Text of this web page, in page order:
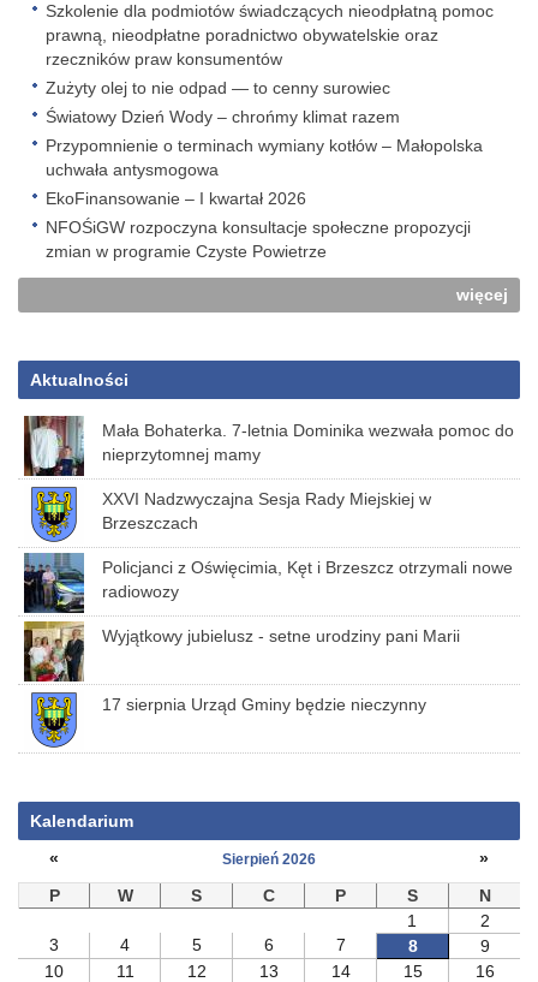
Szkolenie dla podmiotów świadczących nieodpłatną pomoc
prawną, nieodpłatne poradnictwo obywatelskie oraz
rzeczników praw konsumentów
Zużyty olej to nie odpad — to cenny surowiec
Światowy Dzień Wody – chrońmy klimat razem
Przypomnienie o terminach wymiany kotłów – Małopolska
uchwała antysmogowa
EkoFinansowanie – I kwartał 2026
NFOŚiGW rozpoczyna konsultacje społeczne propozycji
zmian w programie Czyste Powietrze
więcej
Aktualności
Mała Bohaterka. 7-letnia Dominika wezwała pomoc do
nieprzytomnej mamy
XXVI Nadzwyczajna Sesja Rady Miejskiej w
Brzeszczach
Policjanci z Oświęcimia, Kęt i Brzeszcz otrzymali nowe
radiowozy
Wyjątkowy jubielusz - setne urodziny pani Marii
17 sierpnia Urząd Gminy będzie nieczynny
Kalendarium
«
Sierpień 2026
»
P
W S C P S
N
1
2
3
4 5 6 7 8
9
10
11 12 13 14 15
16